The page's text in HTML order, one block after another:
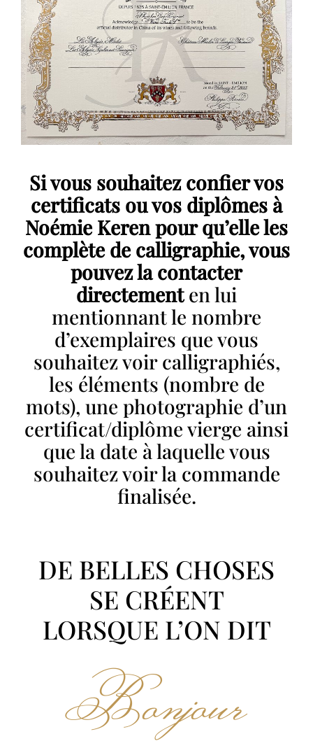
Si vous souhaitez confier vos
certificats ou vos diplômes à
Noémie Keren pour qu’elle les
complète de calligraphie, vous
pouvez la contacter
directementen lui
mentionnant le nombre
d’exemplaires que vous
souhaitez voir calligraphiés,
les éléments (nombre de
mots), une photographie d’un
certificat/diplôme vierge ainsi
que la date à laquelle vous
souhaitez voir la commande
finalisée.
DE BELLES CHOSES
SE CRÉENT
LORSQUE L’ON DIT
Bonjour